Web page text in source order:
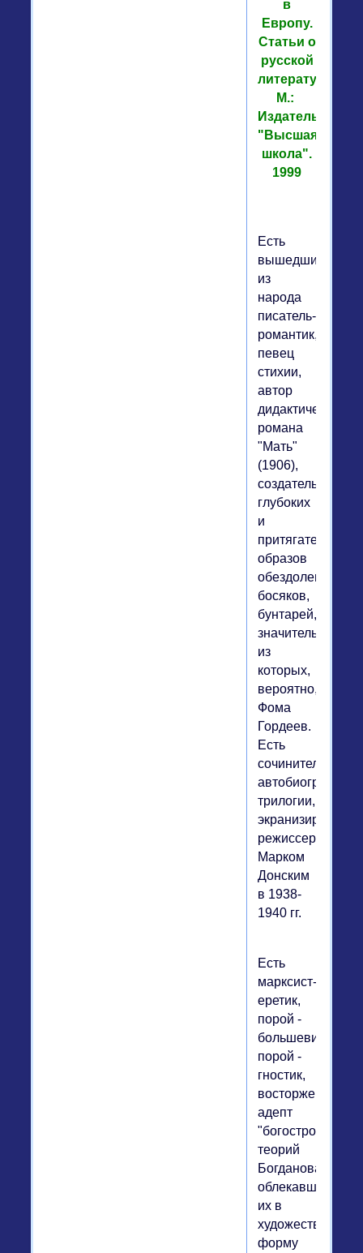
в
Европу.
Статьи о
русской
литературе.
М.:
Издательство
"Высшая
школа".
1999
Есть
вышедший
из
народа
писатель-
романтик,
певец
стихии,
автор
дидактического
романа
"Мать"
(1906),
создатель
глубоких
и
притягательных
образов
обездоленных,
босяков,
бунтарей,
из
которых,
вероятно,
Фома
Гордеев.
Есть
сочинитель
трилогии,
режиссером
Марком
Донским
в 1938-
1940 гг.
Есть
марксист-
еретик,
порой -
большевик,
порой -
гностик,
восторженный
адепт
теорий
Богданова,
облекавший
их в
художественную
форму